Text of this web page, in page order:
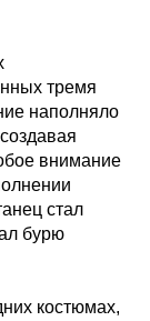
тремя
наполняло
внимание
стал
бурю
костюмах,